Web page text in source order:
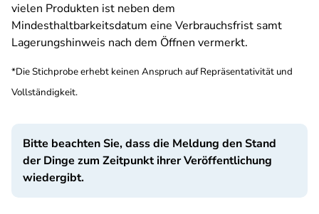
vielen Produkten ist neben dem
Mindesthaltbarkeitsdatum eine Verbrauchsfrist samt
Lagerungshinweis nach dem Öffnen vermerkt.
*Die Stichprobe erhebt keinen Anspruch auf Repräsentativität und
Vollständigkeit.
Bitte beachten Sie, dass die Meldung den Stand
der Dinge zum Zeitpunkt ihrer Veröffentlichung
wiedergibt.